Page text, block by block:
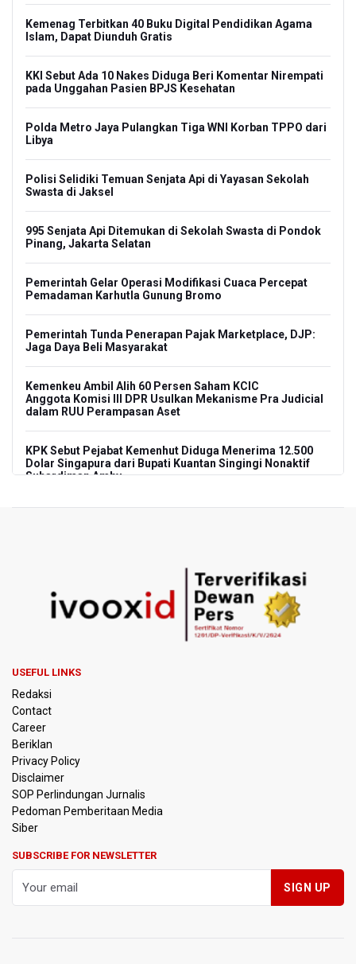
Kemenag Terbitkan 40 Buku Digital Pendidikan Agama
Islam, Dapat Diunduh Gratis
KKI Sebut Ada 10 Nakes Diduga Beri Komentar Nirempati
pada Unggahan Pasien BPJS Kesehatan
Polda Metro Jaya Pulangkan Tiga WNI Korban TPPO dari
Libya
Polisi Selidiki Temuan Senjata Api di Yayasan Sekolah
Swasta di Jaksel
995 Senjata Api Ditemukan di Sekolah Swasta di Pondok
Pinang, Jakarta Selatan
Pemerintah Gelar Operasi Modifikasi Cuaca Percepat
Pemadaman Karhutla Gunung Bromo
Pemerintah Tunda Penerapan Pajak Marketplace, DJP:
Jaga Daya Beli Masyarakat
Kemenkeu Ambil Alih 60 Persen Saham KCIC
Anggota Komisi III DPR Usulkan Mekanisme Pra Judicial
dalam RUU Perampasan Aset
KPK Sebut Pejabat Kemenhut Diduga Menerima 12.500
Dolar Singapura dari Bupati Kuantan Singingi Nonaktif
Suhardiman Amby
Harga Telur dan Daging Ayam Masih Tertekan,
Pemerintah Diminta Lindungi Peternak Kecil
Tak Mampu Bayar Gaji ASN, Ratusan Pemda Dapat
Suntikan Dana Rp20,5 Triliun dari Pusat
OJK Wajibkan Pindar Serahkan Data Transaksi
Pendanaan
Garuda Pertiwi dan Putri Nusantara akan Bela Indonesia
di Srikandi Merdeka Cup 2026
Ramai di Media Sosial Soal Rehat Waktu 48 Jam Menuju
Final Piala Presiden, OC Tegaskan Sudah Sesuai
USEFUL LINKS
Redaksi
Contact
Career
Beriklan
Privacy Policy
Disclaimer
SOP Perlindungan Jurnalis
Pedoman Pemberitaan Media
Siber
SUBSCRIBE FOR NEWSLETTER